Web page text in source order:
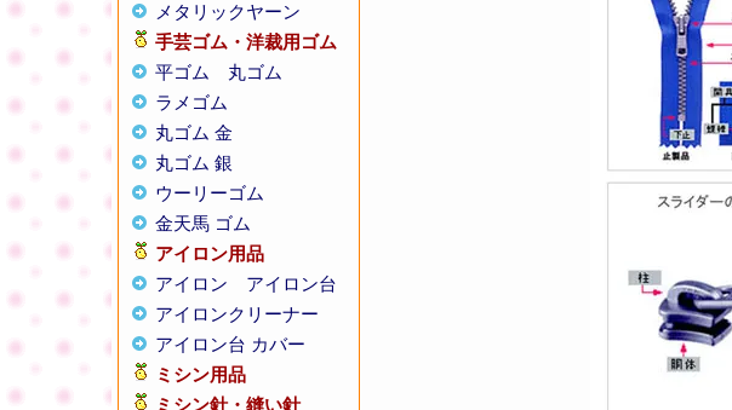
メタリックヤーン
手芸ゴム・洋裁用ゴム
平ゴム
丸ゴム
ラメゴム
丸ゴム 金
丸ゴム 銀
ウーリーゴム
金天馬 ゴム
アイロン用品
アイロン
アイロン台
アイロンクリーナー
アイロン台 カバー
ミシン用品
ミシン針・縫い針